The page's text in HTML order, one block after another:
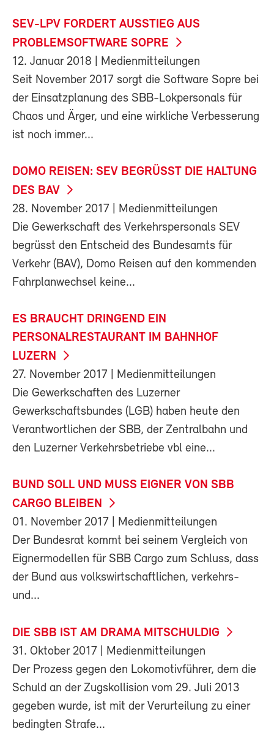
SEV-LPV FORDERT AUSSTIEG AUS
PROBLEMSOFTWARE SOPRE
12. Januar 2018 | Medienmitteilungen
Seit November 2017 sorgt die Software Sopre bei
der Einsatzplanung des SBB-Lokpersonals für
Chaos und Ärger, und eine wirkliche Verbesserung
ist noch immer...
DOMO REISEN: SEV BEGRÜSST DIE HALTUNG
DES BAV
28. November 2017 | Medienmitteilungen
Die Gewerkschaft des Verkehrspersonals SEV
begrüsst den Entscheid des Bundesamts für
Verkehr (BAV), Domo Reisen auf den kommenden
Fahrplanwechsel keine...
ES BRAUCHT DRINGEND EIN
PERSONALRESTAURANT IM BAHNHOF
LUZERN
27. November 2017 | Medienmitteilungen
Die Gewerkschaften des Luzerner
Gewerkschaftsbundes (LGB) haben heute den
Verantwortlichen der SBB, der Zentralbahn und
den Luzerner Verkehrsbetriebe vbl eine...
BUND SOLL UND MUSS EIGNER VON SBB
CARGO BLEIBEN
01. November 2017 | Medienmitteilungen
Der Bundesrat kommt bei seinem Vergleich von
Eignermodellen für SBB Cargo zum Schluss, dass
der Bund aus volkswirtschaftlichen, verkehrs-
und...
DIE SBB IST AM DRAMA MITSCHULDIG
31. Oktober 2017 | Medienmitteilungen
Der Prozess gegen den Lokomotivführer, dem die
Schuld an der Zugskollision vom 29. Juli 2013
gegeben wurde, ist mit der Verurteilung zu einer
bedingten Strafe...